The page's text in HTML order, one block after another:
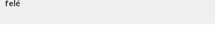
felé